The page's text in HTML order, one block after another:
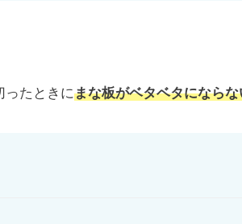
ったときにまな板がベタベタにならな